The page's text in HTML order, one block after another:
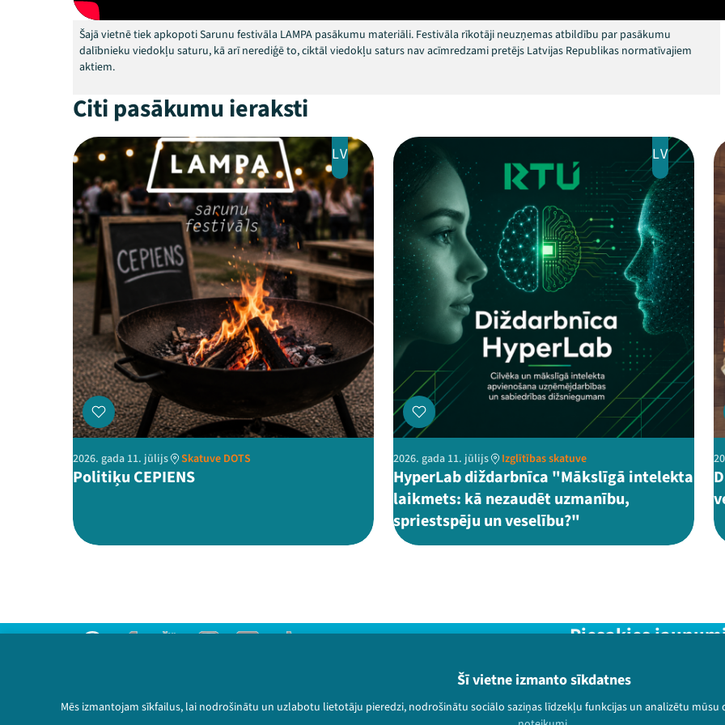
Šī vietne izmanto sīkdatnes
Mēs izmantojam sīkfailus, lai nodrošinātu un uzlabotu lietotāju pieredzi, nodrošinātu sociālo saziņas līdzekļu funkcijas un analizētu
Šajā vietnē tiek apkopoti Sarunu festivāla LAMPA pasākumu materiāli. Festivāla rīkotāji neuzņemas atbildību par pasākumu
dalībnieku viedokļu saturu, kā arī nerediģē to, ciktāl viedokļu saturs nav acīmredzami pretējs Latvijas Republikas normatīvajiem
aktiem.
Citi pasākumu ieraksti
LV
2026. gada 11. jūlijs Skatuve DOTS
Politiķu CEPIENS
LV
2026. gada 11. jūlijs Izglītības skatuve
HyperLab diždarbnīca "Mākslīgā intelekta
laikmets: kā nezaudēt uzmanību,
spriestspēju un veselību?"
Privātuma politika
Lietošanas noteikumi un sīkdatņu politika
Piesakies
Nepalaid garām aktuālāko